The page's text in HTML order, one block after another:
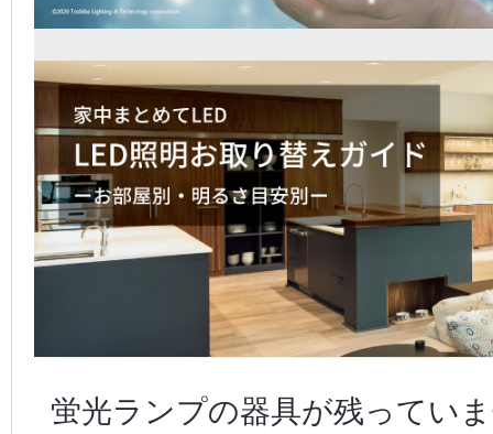
蛍光ランプの器具が残ってい